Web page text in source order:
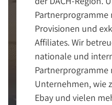
Partnerprogramme
Provisionen und
Affiliates. Wir
nationale und
Partnerprogramme
Unternehmen, wie
Ebay und vielen